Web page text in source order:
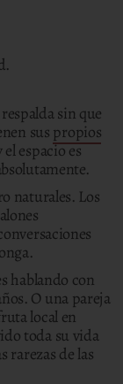
sin que
sus propios
espacio es
naturales. Los
hablando con
O una pareja
local en
toda su vida
rarezas de las